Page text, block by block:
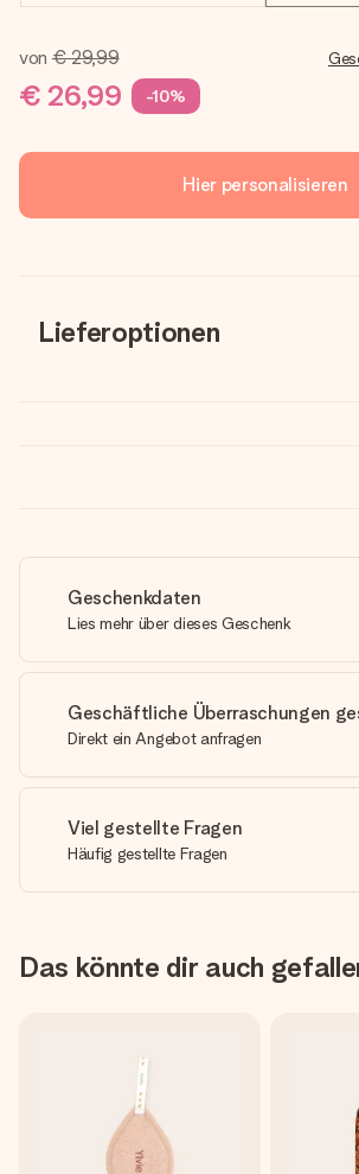
von € 29,99
€ 26,99 -10%
Hier personalisieren
Lieferoptionen
Geschenkdaten
Lies mehr über dieses Geschenk
Geschäftliche Überraschungen
Direkt ein Angebot anfragen
Viel gestellte Fragen
Häufig gestellte Fragen
Das könnte dir auch